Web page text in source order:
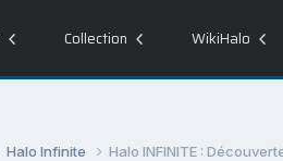
Collection WikiHalo
Halo Infinite Halo INFINITE :